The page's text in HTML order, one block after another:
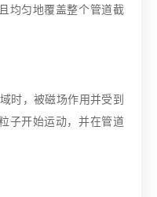
均匀地覆盖整个管道截
时，被磁场作用并受到
子开始运动，并在管道